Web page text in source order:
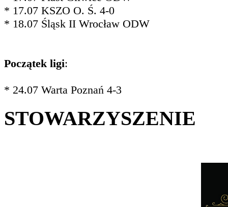
* 17.07 KSZO O. Ś. 4-0
* 18.07 Śląsk II Wrocław ODW
Początek ligi:
* 24.07 Warta Poznań 4-3
STOWARZYSZENIE